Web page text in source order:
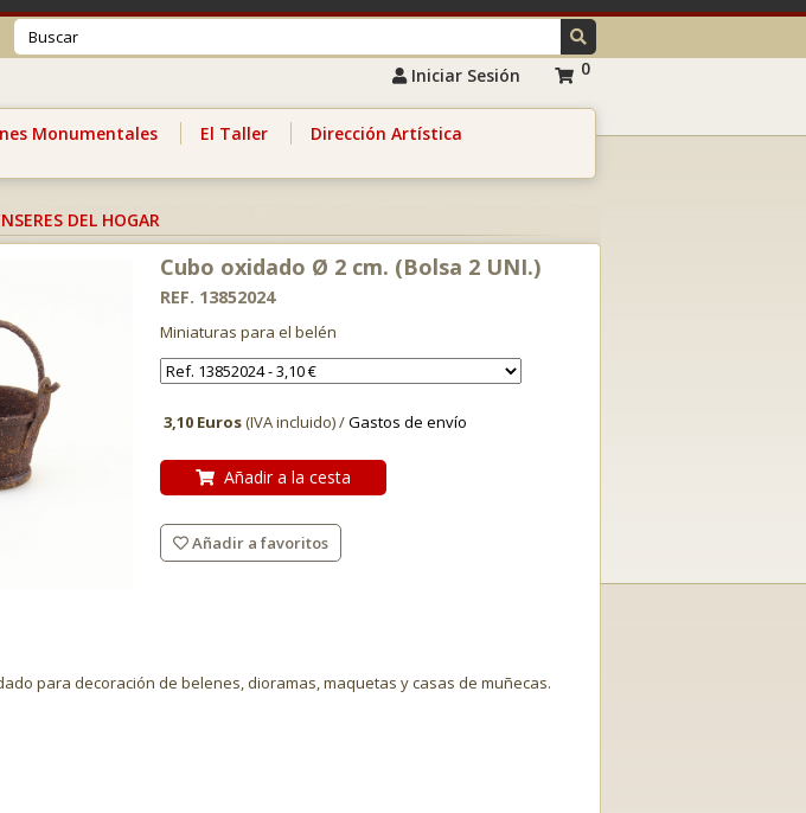
Iniciar Sesión 0
Monumentales El Taller Dirección Artística
DEL HOGAR
Cubo oxidado Ø 2 cm. (Bolsa 2 UNI.)
REF. 13852024
Miniaturas para el belén
3,10 Euros(IVA incluido) /Gastos de envío
Añadir a la cesta
Añadir a favoritos
para decoración de belenes, dioramas, maquetas y casas de muñecas.